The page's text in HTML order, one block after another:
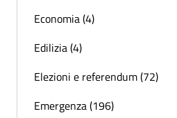
Economia (4)
Edilizia (4)
Elezioni e referendum (72)
Emergenza (196)